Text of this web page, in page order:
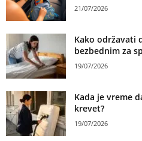
21/07/2026
Kako održavati
bezbednim za
19/07/2026
Kada je vreme
krevet?
19/07/2026